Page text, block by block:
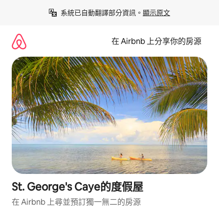
系統已自動翻譯部分資訊。 顯示原文
在 Airbnb 上分享你的房源
St. George's Caye的度假屋
在 Airbnb 上尋並預訂獨一無二的房源